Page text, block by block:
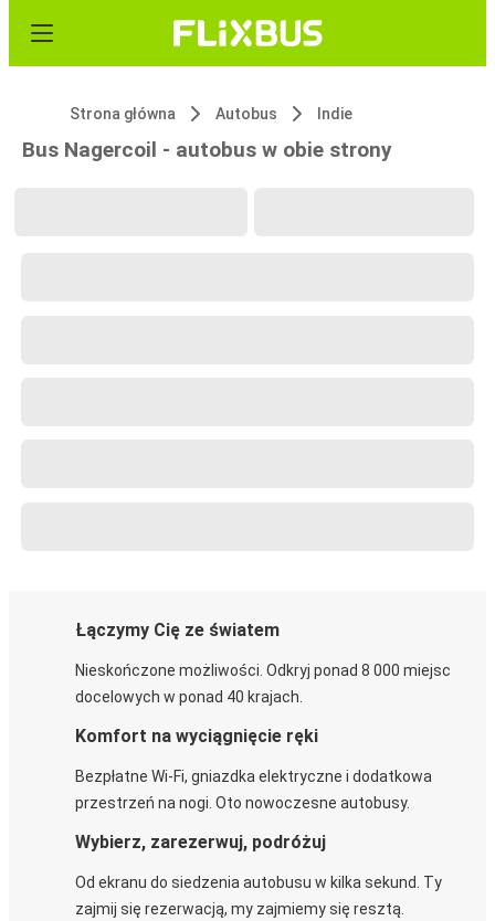
Strona główna Autobus Indie
Bus Nagercoil - autobus w obie strony
Łączymy Cię ze światem
Nieskończone możliwości. Odkryj ponad 8 000 miejsc
docelowych w ponad 40 krajach.
Komfort na wyciągnięcie ręki
Bezpłatne Wi-Fi, gniazdka elektryczne i dodatkowa
przestrzeń na nogi. Oto nowoczesne autobusy.
Wybierz, zarezerwuj, podróżuj
Od ekranu do siedzenia autobusu w kilka sekund. Ty
zajmij się rezerwacją, my zajmiemy się resztą.